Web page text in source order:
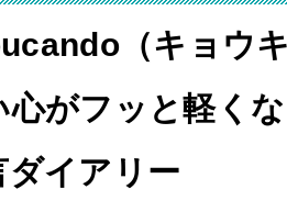
（キョウ
心がフッと軽く
ダイアリー